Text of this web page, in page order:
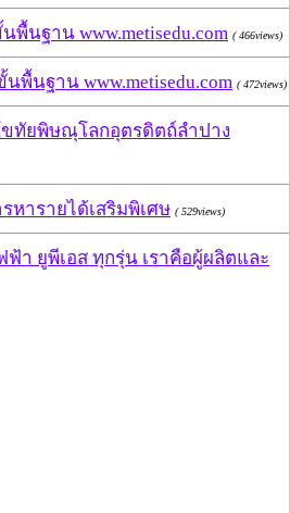
นฐาน www.metisedu.com ( 466views)
พื้นฐาน www.metisedu.com ( 472views)
ทัยพิษณุโลกอุตรดิตถ์ลำปาง
หารายได้เสริมพิเศษ ( 529views)
ฟ้า ยูพีเอส ทุกรุ่น เราคือผู้ผลิตและ